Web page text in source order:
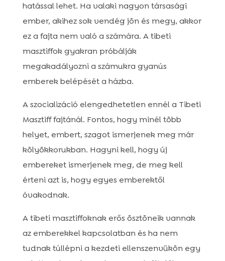
hatással lehet. Ha valaki nagyon társasági
ember, akihez sok vendég jön és megy, akkor
ez a fajta nem való a számára. A tibeti
masztiffok gyakran próbálják
megakadályozni a számukra gyanús
emberek belépését a házba.
A szocializáció elengedhetetlen ennél a Tibeti
Masztiff fajtánál. Fontos, hogy minél több
helyet, embert, szagot ismerjenek meg már
kölyökkorukban. Hagyni kell, hogy új
embereket ismerjenek meg, de meg kell
érteni azt is, hogy egyes emberektől
óvakodnak.
A tibeti masztiffoknak erős ösztöneik vannak
az emberekkel kapcsolatban és ha nem
tudnak túllépni a kezdeti ellenszenvükön egy